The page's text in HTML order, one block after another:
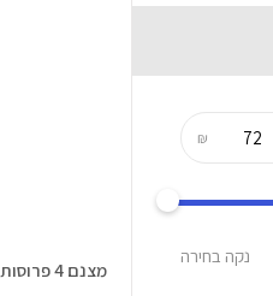
מצנם 4 פרוסות בעיצוב רטרו Smeg T...
₪
נקה בחירה